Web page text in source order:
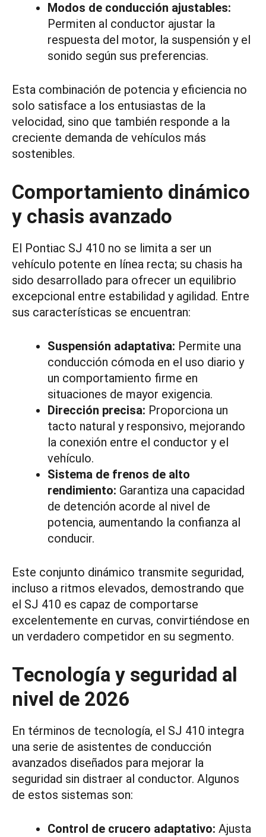
Modos de conducción ajustables:
Permiten al conductor ajustar la
respuesta del motor, la suspensión y el
sonido según sus preferencias.
Esta combinación de potencia y eficiencia no
solo satisface a los entusiastas de la
velocidad, sino que también responde a la
creciente demanda de vehículos más
sostenibles.
Comportamiento dinámico
y chasis avanzado
El Pontiac SJ 410 no se limita a ser un
vehículo potente en línea recta; su chasis ha
sido desarrollado para ofrecer un equilibrio
excepcional entre estabilidad y agilidad. Entre
sus características se encuentran:
Suspensión adaptativa: Permite una
conducción cómoda en el uso diario y
un comportamiento firme en
situaciones de mayor exigencia.
Dirección precisa: Proporciona un
tacto natural y responsivo, mejorando
la conexión entre el conductor y el
vehículo.
Sistema de frenos de alto
rendimiento: Garantiza una capacidad
de detención acorde al nivel de
potencia, aumentando la confianza al
conducir.
Este conjunto dinámico transmite seguridad,
incluso a ritmos elevados, demostrando que
el SJ 410 es capaz de comportarse
excelentemente en curvas, convirtiéndose en
un verdadero competidor en su segmento.
Tecnología y seguridad al
nivel de 2026
En términos de tecnología, el SJ 410 integra
una serie de asistentes de conducción
avanzados diseñados para mejorar la
seguridad sin distraer al conductor. Algunos
de estos sistemas son:
Control de crucero adaptativo: Ajusta